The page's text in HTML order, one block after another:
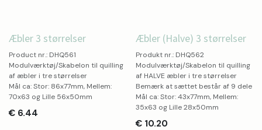
Æbler 3 størrelser
Product nr.: DHQ561
Modulværktøj/Skabelon til quilling
af æbler i tre størrelser
Mål ca: Stor: 86x77mm, Mellem:
70x63 og Lille 56x50mm
€ 6.44
Æbler (Halve) 3 størrelser
Produkt nr.: DHQ562
Modulværktøj/Skabelon til quilling
af HALVE æbler i tre størrelser
Bemærk at sættet består af 9 dele
Mål ca: Stor: 43x77mm, Mellem:
35x63 og Lille 28x50mm
€ 10.20